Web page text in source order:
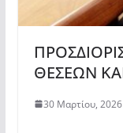
ΘΕΣΕΩΝ
30 Μαρτίου, 2026